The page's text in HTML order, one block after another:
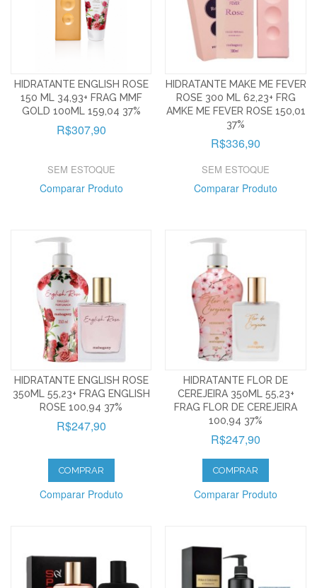
HIDRATANTE ENGLISH ROSE
150 ML 34,93+ FRAG MMF
GOLD 100ML 159,04 37%
R$307,90
SEM ESTOQUE
Comparar Produto
HIDRATANTE MAKE ME FEVER
ROSE 300 ML 62,23+ FRG
AMKE ME FEVER ROSE 150,01
37%
R$336,90
SEM ESTOQUE
Comparar Produto
HIDRATANTE ENGLISH ROSE
350ML 55,23+ FRAG ENGLISH
ROSE 100,94 37%
R$247,90
COMPRAR
Comparar Produto
HIDRATANTE FLOR DE
CEREJEIRA 350ML 55,23+
FRAG FLOR DE CEREJEIRA
100,94 37%
R$247,90
COMPRAR
Comparar Produto